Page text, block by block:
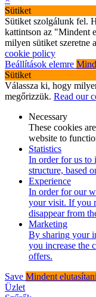
Sütiket
Sütiket szolgálunk fel.
kattintson az "Mindent
milyen sütiket szeretne
cookie policy
Beállítások elemre
Sütiket
Válassza ki, hogy
megőrizzük. Read our
Necessary
These cookies
website to
Statistics
In order for us to
structure, based
Experience
In order for our
your visit. If you
disappear from
Marketing
By sharing your
you increase the
offers.
Save Mindent elutasítani
Üzlet